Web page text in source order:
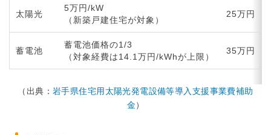
太陽光
5万円/kW
（新築戸建住宅が対象）
25万円
蓄電池
蓄電池価格の1/3
（対象経費は14.1万円/kWhが上限）
35万円
（出典： 岩手県住宅用太陽光発電設備等導入支援事業費補助
金）